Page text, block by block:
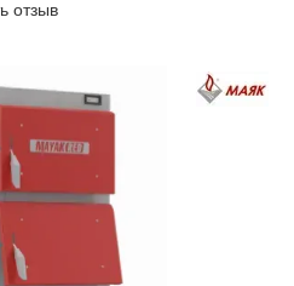
отзыв